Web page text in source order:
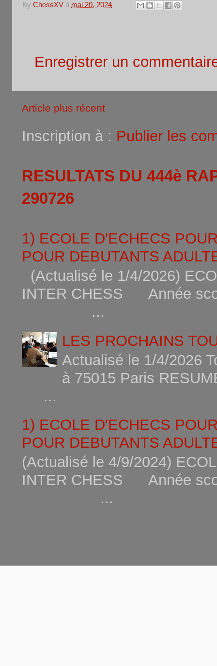
By ChessXV à mai 20, 2024
Enregistrer un
Article plus récent
Inscription à : Publier les
RESULTATS DU 444è
290726
1) ECOLE D'ECHECS
POUR DEBUTANTS
(Actualisé le 1/4/2026)
INTER CHESS Année
...
LES PROCHAINS
Actualisé le 1/4/2026
à 75015
...
1) ECOLE D'ECHECS
POUR DEBUTANTS
(Actualisé le 4/9/2024)
INTER CHESS Année
...